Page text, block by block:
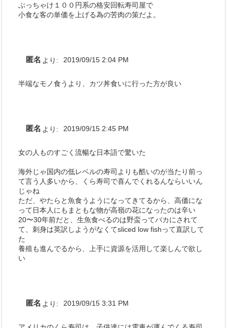
ぶっちゃけ１００円系の格安回転寿司屋で
小食な客の単価を上げる為の苦肉の策だよ。
匿名 より: 2019/09/15 2:04 PM
半端なモノ食うより、カツ丼食いに行った方が良い
匿名 より: 2019/09/15 2:45 PM
女の人ものすごく流暢な日本語で驚いた
海外じゃ国内の低レベルの寿司よりも酷いのが当たり前っ
て言う人多いから、くら寿司で喜んでくれるんならいいん
じゃね
ただ、やたらと魚食うようになってきてるから、高価にな
って日本人にもまともな物が高嶺の花になったのは辛い
20〜30年前だと、生魚食べるのは野蛮ってバカにされて
て、刺身は英訳しようがなくてsliced low fishって直訳して
た
養殖も進んでるから、上手に資源を活用して楽しんで欲し
い
匿名 より: 2019/09/15 3:31 PM